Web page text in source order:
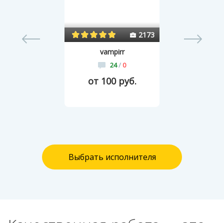
2173
vampirr
24/ 0
от 100 руб.
Выбрать исполнителя